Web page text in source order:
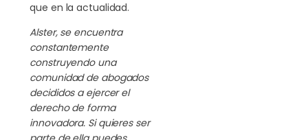
que en la actualidad.
Alster, se encuentra
constantemente
construyendo una
comunidad de abogados
decididos a ejercer el
derecho de forma
innovadora. Si quieres ser